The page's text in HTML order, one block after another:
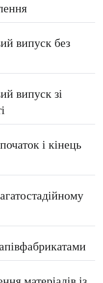
випуск без
випуск зі
і кінець